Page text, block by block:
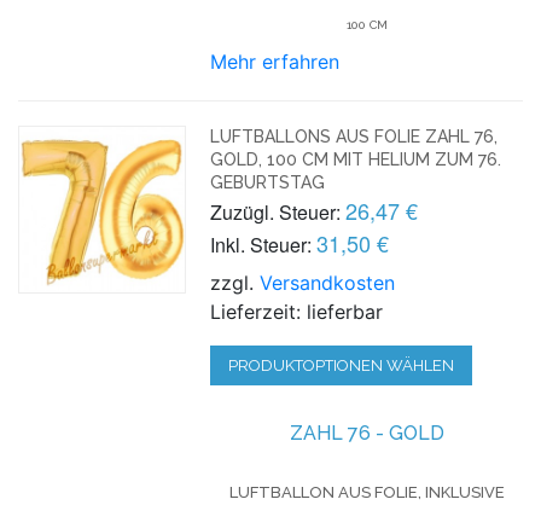
100 CM
Mehr erfahren
LUFTBALLONS AUS FOLIE ZAHL 76,
GOLD, 100 CM MIT HELIUM ZUM 76.
GEBURTSTAG
Zuzügl. Steuer: 26,47 €
Inkl. Steuer: 31,50 €
zzgl.Versandkosten
Lieferzeit: lieferbar
PRODUKTOPTIONEN WÄHLEN
ZAHL 76 - GOLD
LUFTBALLON AUS FOLIE, INKLUSIVE